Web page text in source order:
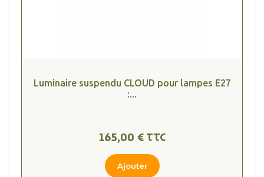
Luminaire suspendu CLOUD pour lampes E27
:...
165,00 € TTC
Ajouter